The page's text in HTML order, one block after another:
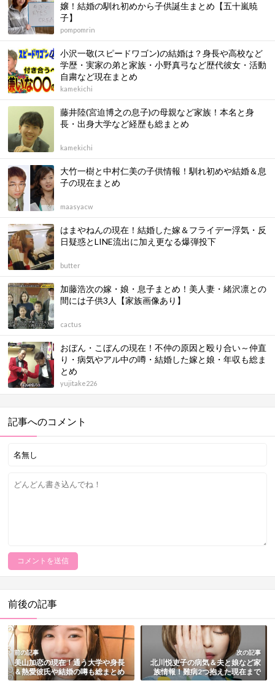
嬢！結婚の馴れ初めから子供誕生まとめ【五十嵐暁
子】
pompomrin
小沢一敬(スピードワゴン)の結婚は？身長や高校など
学歴・実家の弟と家族・小野真弓など歴代彼女・活動
自粛など現在まとめ
kamekichi
藤井陸(宮迫博之の息子)の母親など家族！本名と身
長・出身大学など経歴も総まとめ
kamekichi
大竹一樹と中村仁美の子供情報！馴れ初めや結婚＆息
子の現在まとめ
maasyacw
はまやねんの現在！結婚した嫁＆フライデー浮気・反
日疑惑とLINE流出に加え更なる爆弾投下
butter
加藤浩次の嫁・娘・息子まとめ！美人妻・緒沢凛との
間には子供3人【家族画像あり】
cactus
おぼん・こぼんの現在！不仲の原因と殴り合い～仲直
り・病気やアル中の噂・結婚した嫁と娘・年収も総ま
とめ
yujitake226
記事へのコメント
前後の記事
前の記事
美山加恋の現在！通う大学や身長
＆熱愛彼氏や結婚の噂も総まとめ
次の記事
北川悦吏子の病気＆夫と娘など家
族情報！難病2つ抱えた現在まで
総まとめ